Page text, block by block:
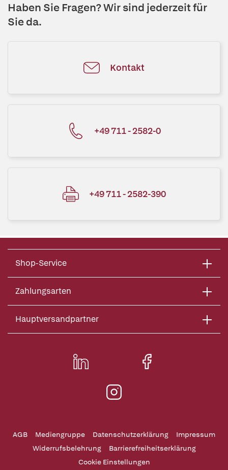
Haben Sie Fragen? Wir sind jederzeit für
Sie da.
Kontakt
+49 711 - 2582-0
+49 711 - 2582-390
Shop-Service
Zahlungsarten
Hauptversandpartner
AGB Mediengruppe Datenschutzerklärung
Impressum
Widerrufsbelehrung
Barrierefreiheitserklärung
Cookie Einstellungen